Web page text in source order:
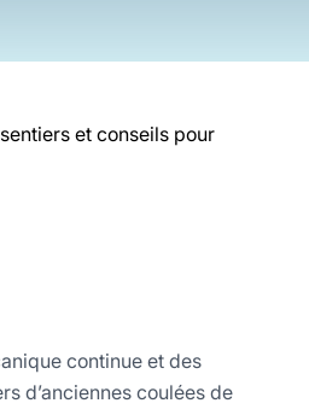
et conseils pour
continue et des
d’anciennes coulées de